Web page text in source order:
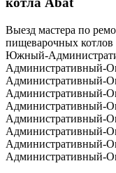
Выезд мастера по
пищеварочных
Южный-
Административный-
Административный-
Административный-
Административный-
Административный-
Административный-
Административный-
Административный-